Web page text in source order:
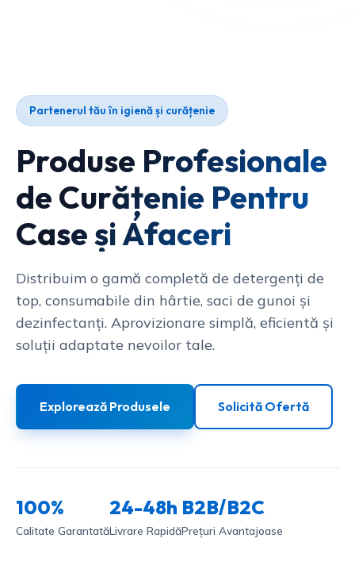
Partenerul tău în igienă și curățenie
Produse Profesionale
de Curățenie Pentru
Case și Afaceri
Distribuim o gamă completă de detergenți de
top, consumabile din hârtie, saci de gunoi și
dezinfectanți. Aprovizionare simplă, eficientă și
soluții adaptate nevoilor tale.
Explorează Produsele Solicită Ofertă
100%
Calitate Garantată
24-48h
Livrare Rapidă
B2B/B2C
Prețuri Avantajoase